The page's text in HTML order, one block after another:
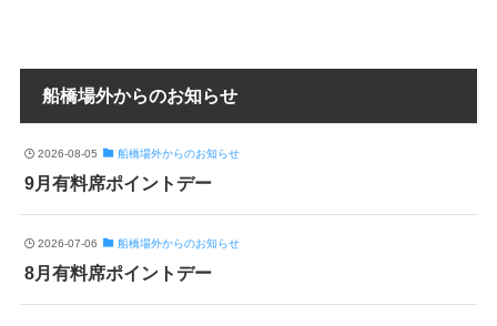
船橋場外からのお知らせ
2026-08-05 船橋場外からのお知らせ
9月有料席ポイントデー
2026-07-06 船橋場外からのお知らせ
8月有料席ポイントデー